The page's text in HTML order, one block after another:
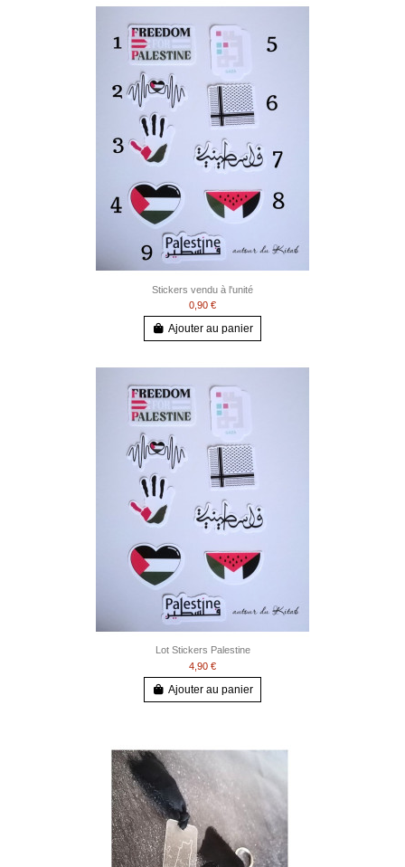
Stickers vendu à l'unité
0,90 €
Ajouter au panier
Lot Stickers Palestine
4,90 €
Ajouter au panier